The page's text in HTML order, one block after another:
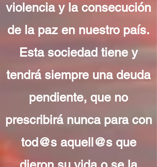
violencia y la consecución
de la paz en nuestro país.
Esta sociedad tiene y
tendrá siempre una deuda
pendiente, que no
prescribirá nunca para con
tod@s aquell@s que